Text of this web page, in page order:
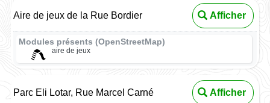
Aire de jeux de la Rue Bordier Afficher
Modules présents (OpenStreetMap)
aire de jeux
Parc Eli Lotar, Rue Marcel Carné Afficher